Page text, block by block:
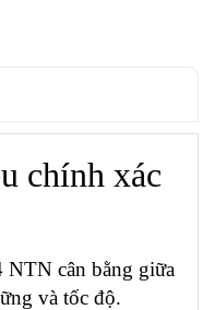
chính xác
cân bằng giữa
và tốc độ.